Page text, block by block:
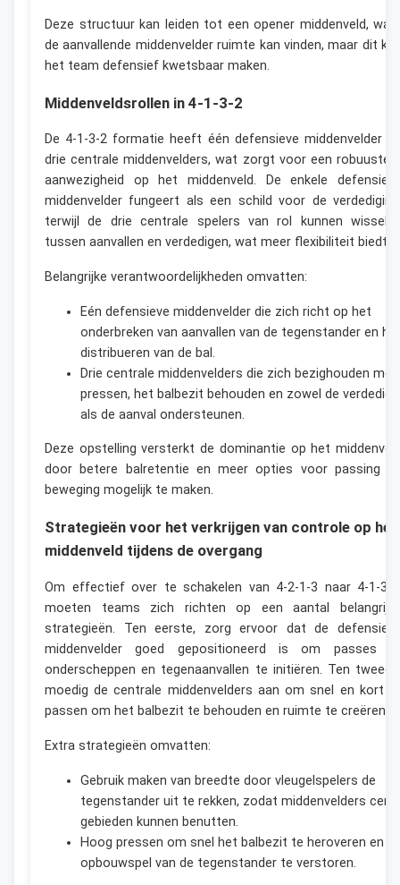
Deze structuur kan leiden tot een opener middenveld,
de aanvallende middenvelder ruimte kan vinden, maar dit
het team defensief kwetsbaar maken.
Middenveldsrollen in 4-1-3-2
De 4-1-3-2 formatie heeft één defensieve middenvelder
drie centrale middenvelders, wat zorgt voor een
aanwezigheid op het middenveld. De enkele
middenvelder fungeert als een schild voor de
terwijl de drie centrale spelers van rol kunnen
tussen aanvallen en verdedigen, wat meer flexibiliteit biedt.
Belangrijke verantwoordelijkheden omvatten:
Eén defensieve middenvelder die zich richt op het
onderbreken van aanvallen van de tegenstander en
distribueren van de bal.
Drie centrale middenvelders die zich bezighouden met
pressen, het balbezit behouden en zowel de
als de aanval ondersteunen.
Deze opstelling versterkt de dominantie op het
door betere balretentie en meer opties voor passing
beweging mogelijk te maken.
Strategieën voor het verkrijgen van controle op het
middenveld tijdens de overgang
Om effectief over te schakelen van 4-2-1-3 naar 4-1-3-
moeten teams zich richten op een aantal
strategieën. Ten eerste, zorg ervoor dat de
middenvelder goed gepositioneerd is om passes
onderscheppen en tegenaanvallen te initiëren. Ten
moedig de centrale middenvelders aan om snel en kort
passen om het balbezit te behouden en ruimte te creëren.
Extra strategieën omvatten:
Gebruik maken van breedte door vleugelspelers de
tegenstander uit te rekken, zodat middenvelders
gebieden kunnen benutten.
Hoog pressen om snel het balbezit te heroveren en
opbouwspel van de tegenstander te verstoren.